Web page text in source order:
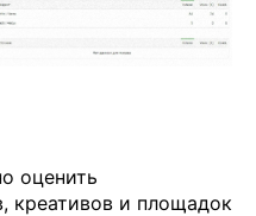
оценить
креативов и площадок